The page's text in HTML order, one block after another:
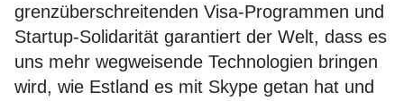
grenzüberschreitenden Visa-Programmen und
Startup-Solidarität garantiert der Welt, dass es
uns mehr wegweisende Technologien bringen
wird, wie Estland es mit Skype getan hat und